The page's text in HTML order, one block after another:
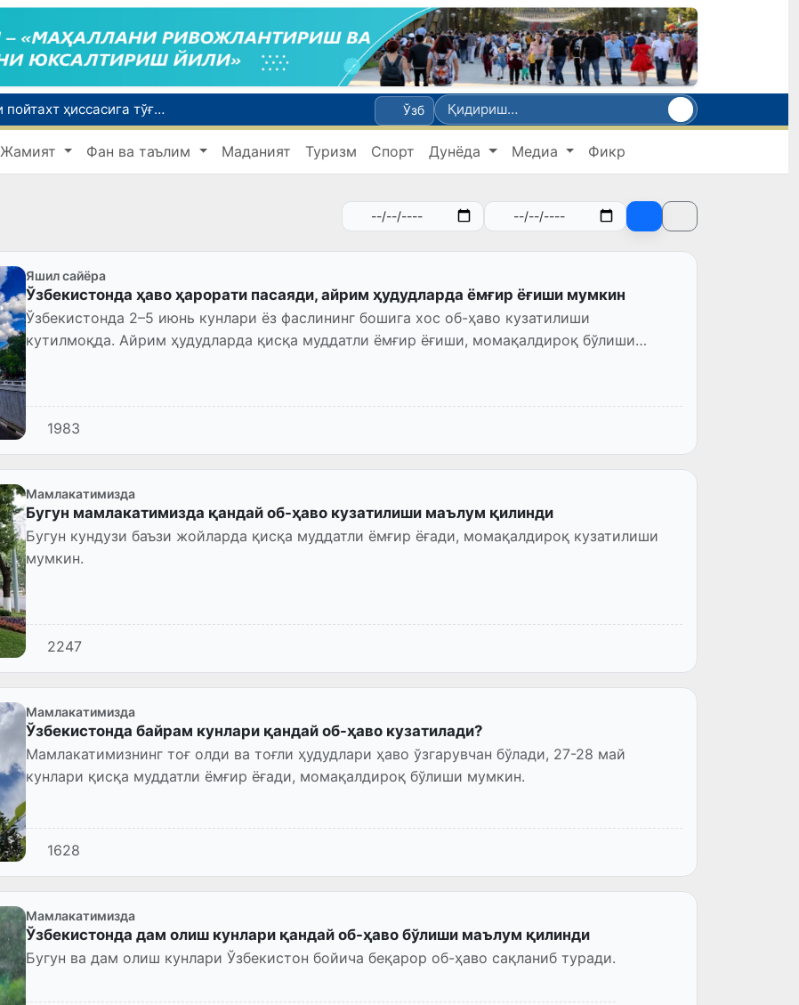
Бозор хизматларининг 40 фоиздан ортиғи пойтахт ҳиссасига тўғри келмоқда
Ўзб
Жамият Фан ва таълим Маданият Туризм Спорт Дунёда Медиа Фикр
Яшил сайёра
Ўзбекистонда ҳаво ҳарорати пасаяди, айрим ҳудудларда ёмғир ёғиши мумкин
Ўзбекистонда 2–5 июнь кунлари ёз фаслининг бошига хос об-ҳаво кузатилиши
кутилмоқда. Айрим ҳудудларда қисқа муддатли ёмғир ёғиши, момақалдироқ бўлиши
1983
Мамлакатимизда
Бугун мамлакатимизда қандай об-ҳаво кузатилиши маълум қилинди
Бугун кундузи баъзи жойларда қисқа муддатли ёмғир ёғади, момақалдироқ кузатилиши
мумкин.
2247
Мамлакатимизда
Ўзбекистонда байрам кунлари қандай об-ҳаво кузатилади?
Мамлакатимизнинг тоғ олди ва тоғли ҳудудлари ҳаво ўзгарувчан бўлади, 27-28 май
кунлари қисқа муддатли ёмғир ёғади, момақалдироқ бўлиши мумкин.
1628
Мамлакатимизда
Ўзбекистонда дам олиш кунлари қандай об-ҳаво бўлиши маълум қилинди
Бугун ва дам олиш кунлари Ўзбекистон бойича беқарор об-ҳаво сақланиб туради.